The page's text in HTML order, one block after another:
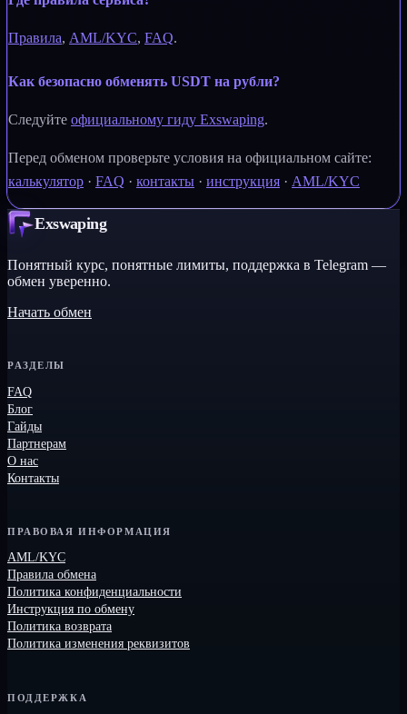
Правила, AML/KYC, FAQ.
Как безопасно обменять USDT на рубли?
Следуйте официальному гиду Exswaping.
Перед обменом проверьте условия на официальном сайте:
калькулятор · FAQ · контакты · инструкция · AML/KYC
Exswaping
Понятный курс, понятные лимиты, поддержка в Telegram —
обмен уверенно.
Начать обмен
РАЗДЕЛЫ
FAQ
Блог
Гайды
Партнерам
О нас
Контакты
ПРАВОВАЯ ИНФОРМАЦИЯ
AML/KYC
Правила обмена
Политика конфиденциальности
Инструкция по обмену
Политика возврата
Политика изменения реквизитов
ПОДДЕРЖКА